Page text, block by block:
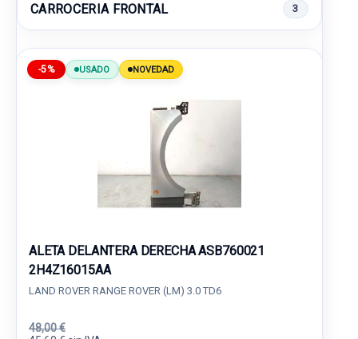
CARROCERIA FRONTAL 3
-5% USADO NOVEDAD
ALETA DELANTERA DERECHA ASB760021
2H4Z16015AA
LAND ROVER RANGE ROVER (LM) 3.0 TD6
48,00 €